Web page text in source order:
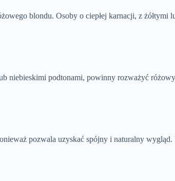
blondu. Osoby o ciepłej karnacji, z żółtymi
niebieskimi podtonami, powinny rozważyć
pozwala uzyskać spójny i naturalny